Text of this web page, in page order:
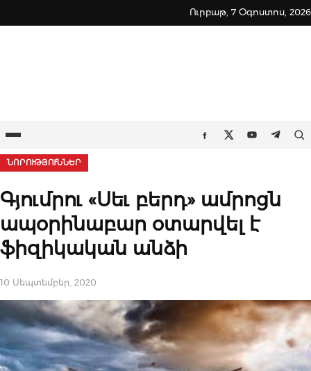
to
Ուրբաթ, 7 Օգոստոս, 2026
Ընտրացանկ Facebook
TwitterYoutube
ՆՈՐՈՒԹՅՈՒՆՆԵՐ
Գյումրու «Սեւ բերդ» ամրոցն
ապօրինաբար օտարվել է
ֆիզիկական անձի
10 Սեպտեմբեր, 2020